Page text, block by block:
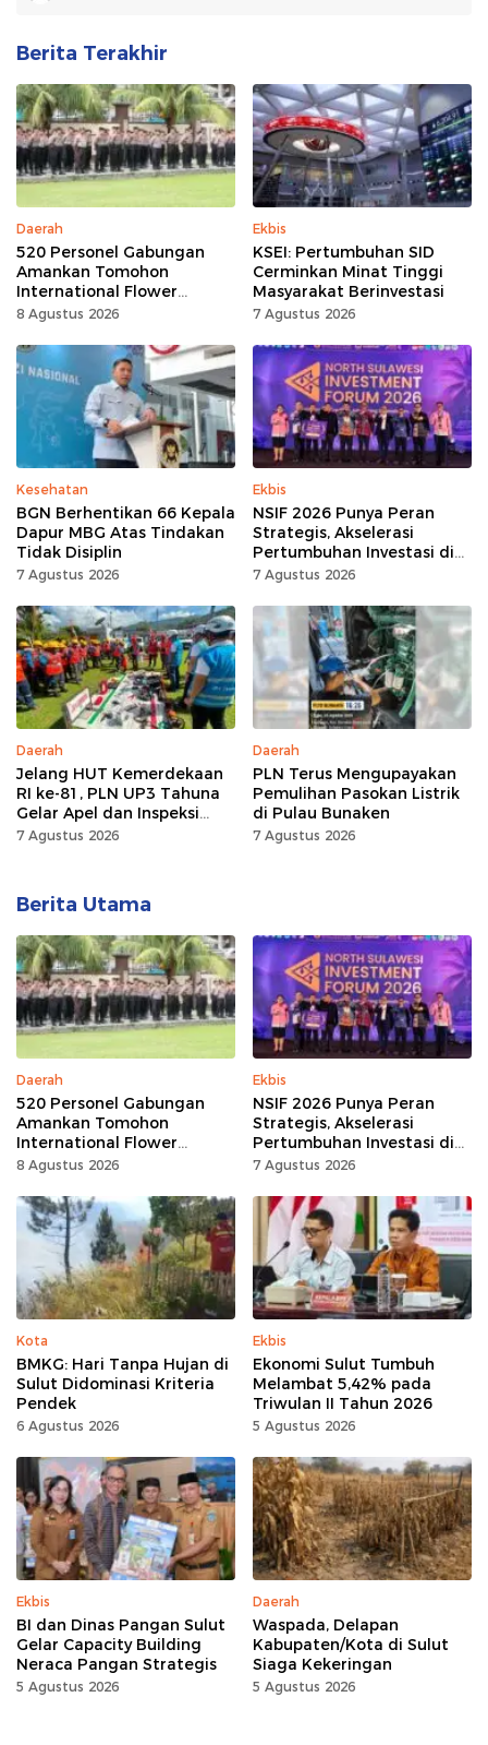
Berita Terakhir
Daerah
520 Personel Gabungan
Amankan Tomohon
International Flower
Festival
8 Agustus 2026
Ekbis
KSEI: Pertumbuhan SID
Cerminkan Minat Tinggi
Masyarakat Berinvestasi
7 Agustus 2026
Kesehatan
BGN Berhentikan 66 Kepala
Dapur MBG Atas Tindakan
Tidak Disiplin
7 Agustus 2026
Ekbis
NSIF 2026 Punya Peran
Strategis, Akselerasi
Pertumbuhan Investasi di
Sulut
7 Agustus 2026
Daerah
Jelang HUT Kemerdekaan
RI ke-81, PLN UP3 Tahuna
Gelar Apel dan Inspeksi
Peralatan, Pastikan
7 Agustus 2026
Daerah
PLN Terus Mengupayakan
Pemulihan Pasokan Listrik
di Pulau Bunaken
7 Agustus 2026
Berita Utama
Daerah
520 Personel Gabungan
Amankan Tomohon
International Flower
Festival
8 Agustus 2026
Ekbis
NSIF 2026 Punya Peran
Strategis, Akselerasi
Pertumbuhan Investasi di
Sulut
7 Agustus 2026
Kota
BMKG: Hari Tanpa Hujan di
Sulut Didominasi Kriteria
Pendek
6 Agustus 2026
Ekbis
Ekonomi Sulut Tumbuh
Melambat 5,42% pada
Triwulan II Tahun 2026
5 Agustus 2026
Ekbis
BI dan Dinas Pangan Sulut
Gelar Capacity Building
Neraca Pangan Strategis
5 Agustus 2026
Daerah
Waspada, Delapan
Kabupaten/Kota di Sulut
Siaga Kekeringan
5 Agustus 2026